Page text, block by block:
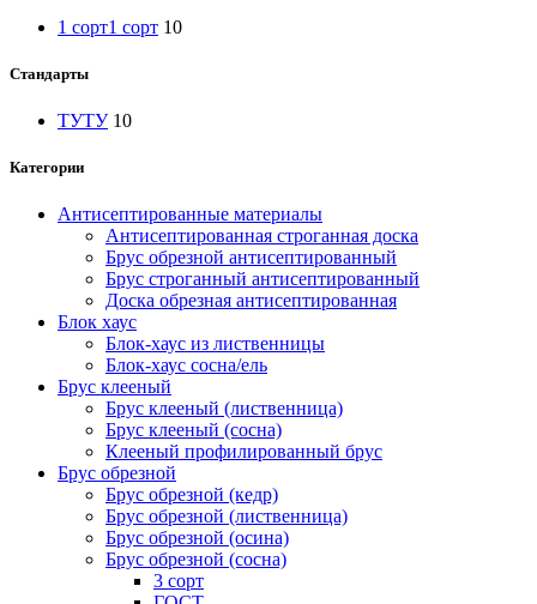
1 сорт1 сорт 10
Стандарты
ТУТУ 10
Категории
Антисептированные материалы
Антисептированная строганная доска
Брус обрезной антисептированный
Брус строганный антисептированный
Доска обрезная антисептированная
Блок хаус
Блок-хаус из лиственницы
Блок-хаус сосна/ель
Брус клееный
Брус клееный (лиственница)
Брус клееный (сосна)
Клееный профилированный брус
Брус обрезной
Брус обрезной (кедр)
Брус обрезной (лиственница)
Брус обрезной (осина)
Брус обрезной (сосна)
3 сорт